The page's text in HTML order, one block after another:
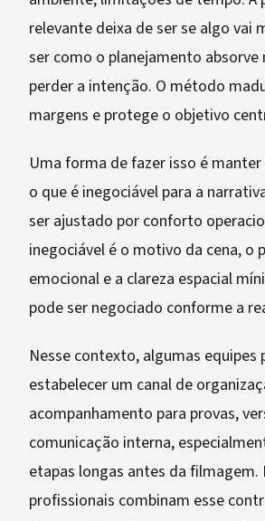
relevante deixa de ser se algo vai
ser como o planejamento absorve
perder a intenção. O método
margens e protege o objetivo
Uma forma de fazer isso é
o que é inegociável para a
ser ajustado por conforto
inegociável é o motivo da cena, o
emocional e a clareza espacial
pode ser negociado conforme a
Nesse contexto, algumas equipes
estabelecer um canal de
acompanhamento para provas,
comunicação interna,
etapas longas antes da filmagem.
profissionais combinam esse